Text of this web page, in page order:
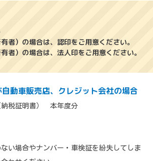
者）の場合は、認印をご用意ください。
者）の場合は、法人印をご用意ください。
動車販売店、クレジット会社の場合
納税証明書） 本年度分
い場合やナンバー・車検証を紛失してしま